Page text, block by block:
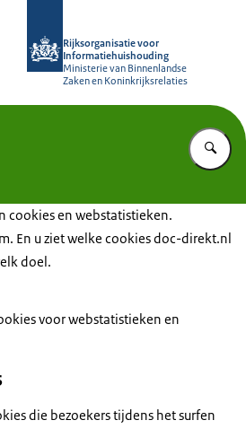
Rijksorganisatie voor
Informatiehuishouding
Ministerie van Binnenlandse
Zaken en Koninkrijksrelaties
cookies en webstatistieken.
En u ziet welke cookies doc-direkt.nl
doel.
voor webstatistieken en
die bezoekers tijdens het surfen